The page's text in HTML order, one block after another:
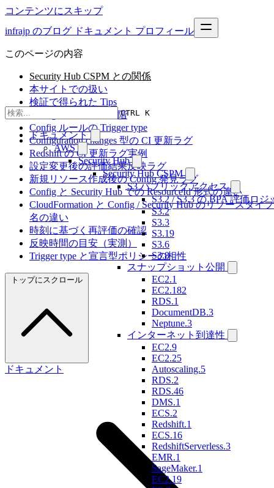
コンテンツにスキップ
infrajp のブログ ドキュメント プロフィール
CTRL K
ドキュメント
AWS
Security Hub
Security Hub CSPM
S3 パブリックアクセス
S3.2 / S3.3 の BPA 評価ロジ
S3.2
S3.3
S3.19
S3.6
S3.8
スナップショット公開
EC2.1
EC2.182
RDS.1
DocumentDB.3
Neptune.3
インターネット到達性
EC2.9
EC2.25
Autoscaling.5
RDS.2
RDS.46
DMS.1
ECS.2
Redshift.1
ECS.16
RedshiftServerless.3
EMR.1
SageMaker.1
EC2.19
このページの内容
Security Hub CSPM との関係
本サイトでの扱い
検証で得られた Tips
Config のラグの 3 段階
Config ルールの Trigger type
Configuration changes 型の CI 更新ラグ
Redshift の CI 更新ラグ実例
設定変更後の評価結果反映ラグ
新規リソース作成後の Config 発見ラグ
Config と Security Hub での ResourceId 形式の違い
CloudFormation と Config / Security Hub のリソースタイプ
名の違い
時刻に基づく再評価の確認
反映時間の目安（実測）
Trigger type と宣言型ポリシーの相性
トップにスクロール
ドキュメント